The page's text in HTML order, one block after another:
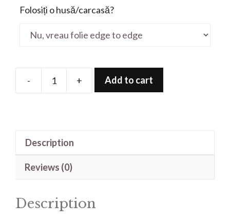
Folosiți o husă/carcasă?
-
Folie
quantity
+ Add to cart
Description
Reviews (0)
Description